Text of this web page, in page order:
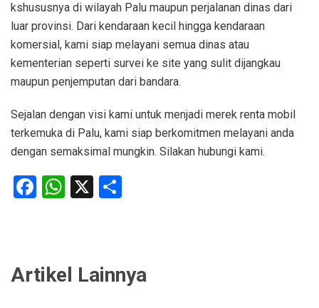
kshususnya di wilayah Palu maupun perjalanan dinas dari
luar provinsi. Dari kendaraan kecil hingga kendaraan
komersial, kami siap melayani semua dinas atau
kementerian seperti survei ke site yang sulit dijangkau
maupun penjemputan dari bandara.
Sejalan dengan visi kami untuk menjadi merek renta mobil
terkemuka di Palu, kami siap berkomitmen melayani anda
dengan semaksimal mungkin. Silakan hubungi kami.
Facebook
WhatsApp
X
Artikel Lainnya